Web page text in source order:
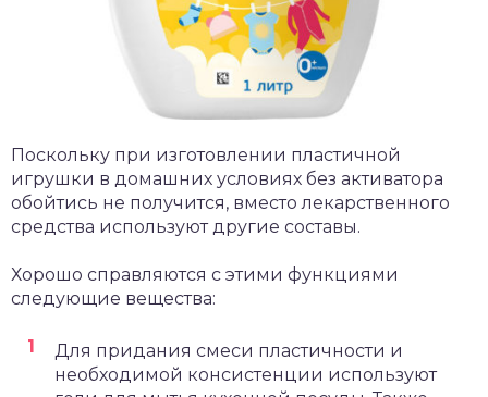
Поскольку при изготовлении пластичной
игрушки в домашних условиях без активатора
обойтись не получится, вместо лекарственного
средства используют другие составы.
Хорошо справляются с этими функциями
следующие вещества:
Для придания смеси пластичности и
необходимой консистенции используют